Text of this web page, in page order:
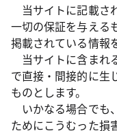
当サイトに記載さ
一切の保証を与える
掲載されている情報
当サイトに含まれ
で直接・間接的に生
ものとします。
いかなる場合でも
ためにこうむった損